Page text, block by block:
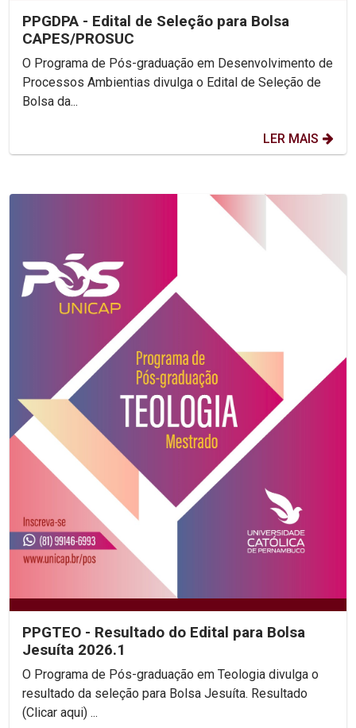
PPGDPA - Edital de Seleção para Bolsa
CAPES/PROSUC
O Programa de Pós-graduação em Desenvolvimento de
Processos Ambientias divulga o Edital de Seleção de
Bolsa da...
LER MAIS
PPGTEO - Resultado do Edital para Bolsa
Jesuíta 2026.1
O Programa de Pós-graduação em Teologia divulga o
resultado da seleção para Bolsa Jesuíta. Resultado
(Clicar aqui) ...